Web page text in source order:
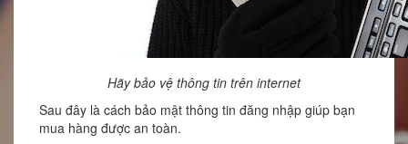
Hãy bảo vệ thông tin trên internet
Sau đây là cách bảo mật thông tin đăng nhập giúp bạn
mua hàng được an toàn.